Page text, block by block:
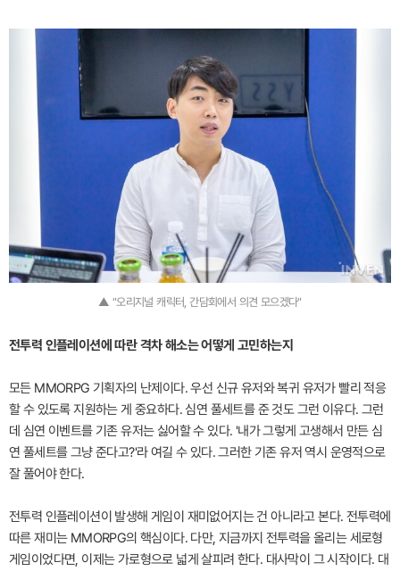
▲ "오리지널 캐릭터, 간담회에서 의견 모으겠다"
전투력 인플레이션에 따란 격차 해소는 어떻게 고민하는지
모든 MMORPG 기획자의 난제이다. 우선 신규 유저와 복귀 유저가 빨리 적응
할 수 있도록 지원하는 게 중요하다. 심연 풀세트를 준 것도 그런 이유다. 그런
데 심연 이벤트를 기존 유저는 싫어할 수 있다. '내가 그렇게 고생해서 만든 심
연 풀세트를 그냥 준다고?'라 여길 수 있다. 그러한 기존 유저 역시 운영적으로
잘 풀어야 한다.
전투력 인플레이션이 발생해 게임이 재미없어지는 건 아니라고 본다. 전투력에
따른 재미는 MMORPG의 핵심이다. 다만, 지금까지 전투력을 올리는 세로형
게임이었다면, 이제는 가로형으로 넓게 살피려 한다. 대사막이 그 시작이다. 대